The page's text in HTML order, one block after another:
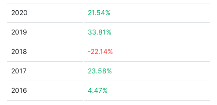
2020 21.54%
2019 33.81%
2018 -22.14%
2017 23.58%
2016 4.47%